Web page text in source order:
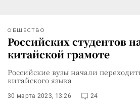
ОБЩЕСТВО
Российских студентов
китайской грамоте
Российские вузы начали
китайского языка
30 марта 2023, 13:26 24